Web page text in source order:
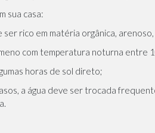
sua casa:
rico em matéria orgânica,
com temperatura noturna entre
horas de sol direto;
a água deve ser trocada